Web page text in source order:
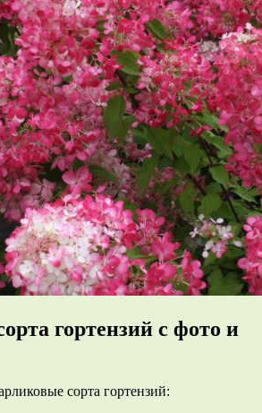
гортензий с фото и
сорта гортензий: